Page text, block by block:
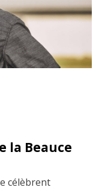
la Beauce
célèbrent